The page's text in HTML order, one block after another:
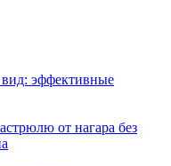
эффективные
от нагара без